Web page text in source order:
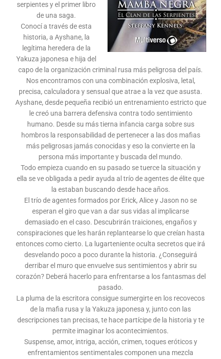
serpientes y el primer libro
de una saga.
Conocí a través de esta
historia, a Ayshane, la
legítima heredera de la
Yakuza japonesa e hija del
capo de la organización criminal rusa más peligrosa del país.
Nos encontramos con una combinación explosiva, letal,
precisa, calculadora y sensual que atrae a la vez que asusta.
Ayshane, desde pequeña recibió un entrenamiento estricto que
le creó una barrera defensiva contra todo sentimiento
humano. Desde su más tierna infancia carga sobre sus
hombros la responsabilidad de pertenecer a las dos mafias
más peligrosas jamás conocidas y eso la convierte en la
persona más importante y buscada del mundo.
Todo empieza cuando en su pasado se tuerce la situación y
ella se ve obligada a pedir ayuda al trío de agentes de élite que
la estaban buscando desde hace años.
El trío de agentes formados por Erick, Alice y Jason no se
esperan el giro que van a dar sus vidas al implicarse
demasiado en el caso. Descubrirán traiciones, engaños y
conspiraciones que les harán replantearse lo que creían hasta
entonces como cierto. La lugarteniente oculta secretos que irá
desvelando poco a poco durante la historia. ¿Conseguirá
derribar el muro que envuelve sus sentimientos y abrir su
corazón? Deberá hacerlo para enfrentarse a los fantasmas del
pasado.
La pluma de la escritora consigue sumergirte en los recovecos
de la mafia rusa y la Yakuza japonesa y, junto con las
descripciones tan precisas, te hace partícipe de la historia y te
permite imaginar los acontecimientos.
Suspense, amor, intriga, acción, crimen, toques eróticos y
enfrentamientos sentimentales componen una mezcla